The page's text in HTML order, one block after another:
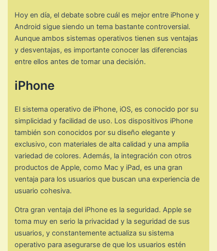
Hoy en día, el debate sobre cuál es mejor entre iPhone y
Android sigue siendo un tema bastante controversial.
Aunque ambos sistemas operativos tienen sus ventajas
y desventajas, es importante conocer las diferencias
entre ellos antes de tomar una decisión.
iPhone
El sistema operativo de iPhone, iOS, es conocido por su
simplicidad y facilidad de uso. Los dispositivos iPhone
también son conocidos por su diseño elegante y
exclusivo, con materiales de alta calidad y una amplia
variedad de colores. Además, la integración con otros
productos de Apple, como Mac y iPad, es una gran
ventaja para los usuarios que buscan una experiencia de
usuario cohesiva.
Otra gran ventaja del iPhone es la seguridad. Apple se
toma muy en serio la privacidad y la seguridad de sus
usuarios, y constantemente actualiza su sistema
operativo para asegurarse de que los usuarios estén